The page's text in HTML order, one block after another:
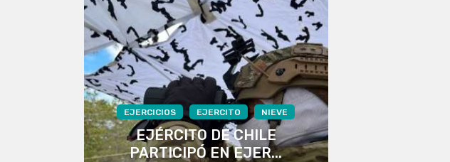
EJERCICIOS EJERCITO NIEVE
EJÉRCITO DE CHILE
PARTICIPÓ EN EJER...